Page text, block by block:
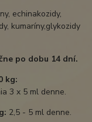
echinakozidy,
kumaríny,glykozidy
po dobu 14 dní.
kg:
3 x 5 ml denne.
2,5 - 5 ml denne.